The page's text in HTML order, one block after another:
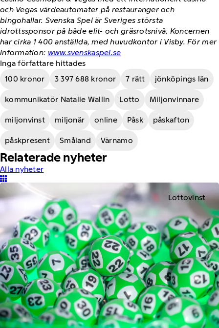
och Vegas värdeautomater på restauranger och
bingohallar. Svenska Spel är Sveriges största
idrottssponsor på både elit- och gräsrotsnivå. Koncernen
har cirka 1 400 anställda, med huvudkontor i Visby. För mer
information: www.svenskaspel.se
Inga författare hittades
100 kronor
3 397 688 kronor 7 rätt jönköpings län
kommunikatör Natalie Wallin Lotto Miljonvinnare
miljonvinst miljonär online Påsk påskafton
påskpresent Småland Värnamo
Relaterade nyheter
Alla nyheter
Lottovinst